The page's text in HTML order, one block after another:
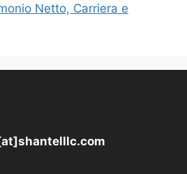
Netto, Carriera e